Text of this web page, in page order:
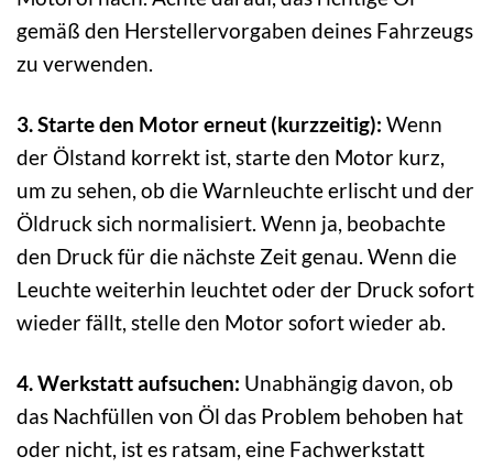
gemäß den Herstellervorgaben deines Fahrzeugs
zu verwenden.
3. Starte den Motor erneut (kurzzeitig): Wenn
der Ölstand korrekt ist, starte den Motor kurz,
um zu sehen, ob die Warnleuchte erlischt und der
Öldruck sich normalisiert. Wenn ja, beobachte
den Druck für die nächste Zeit genau. Wenn die
Leuchte weiterhin leuchtet oder der Druck sofort
wieder fällt, stelle den Motor sofort wieder ab.
4. Werkstatt aufsuchen: Unabhängig davon, ob
das Nachfüllen von Öl das Problem behoben hat
oder nicht, ist es ratsam, eine Fachwerkstatt